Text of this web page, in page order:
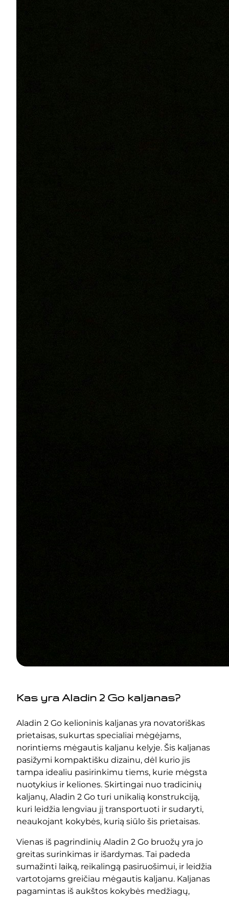
Kas yra Aladin 2 Go kaljanas?
Aladin 2 Go kelioninis kaljanas yra novatoriškas
prietaisas, sukurtas specialiai mėgėjams,
norintiems mėgautis kaljanu kelyje. Šis kaljanas
pasižymi kompaktišku dizainu, dėl kurio jis
tampa idealiu pasirinkimu tiems, kurie mėgsta
nuotykius ir keliones. Skirtingai nuo tradicinių
kaljanų, Aladin 2 Go turi unikalią konstrukciją,
kuri leidžia lengviau jį transportuoti ir sudaryti,
neaukojant kokybės, kurią siūlo šis prietaisas.
Vienas iš pagrindinių Aladin 2 Go bruožų yra jo
greitas surinkimas ir išardymas. Tai padeda
sumažinti laiką, reikalingą pasiruošimui, ir leidžia
vartotojams greičiau mėgautis kaljanu. Kaljanas
pagamintas iš aukštos kokybės medžiagų,